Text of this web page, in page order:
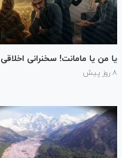
یا من یا مامانت! سخنرانی اخلاقی
۸ روز پیش